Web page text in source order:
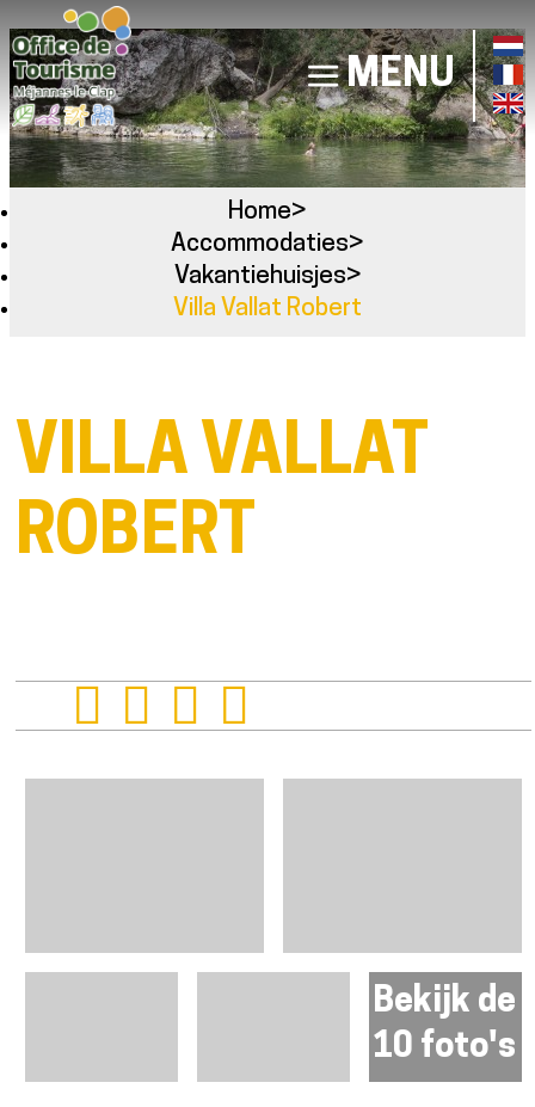
MENU
Home>
Accommodaties>
Vakantiehuisjes>
Villa Vallat Robert
VILLA VALLAT
ROBERT
Bekijk de
10 foto's